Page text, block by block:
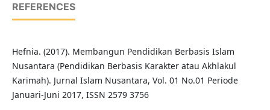
REFERENCES
Hefnia. (2017). Membangun Pendidikan Berbasis Islam
Nusantara (Pendidikan Berbasis Karakter atau Akhlakul
Karimah). Jurnal Islam Nusantara, Vol. 01 No.01 Periode
Januari-Juni 2017, ISSN 2579 3756